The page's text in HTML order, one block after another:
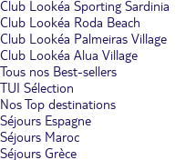
Club Lookéa Sporting Sardinia
Club Lookéa Roda Beach
Club Lookéa Palmeiras Village
Club Lookéa Alua Village
Tous nos Best-sellers
TUI Sélection
Nos Top destinations
Séjours Espagne
Séjours Maroc
Séjours Grèce